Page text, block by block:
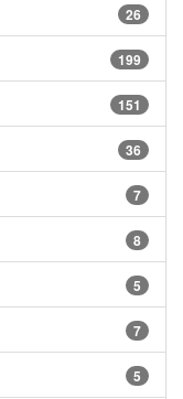
26
199
151
36
7
8
5
7
5